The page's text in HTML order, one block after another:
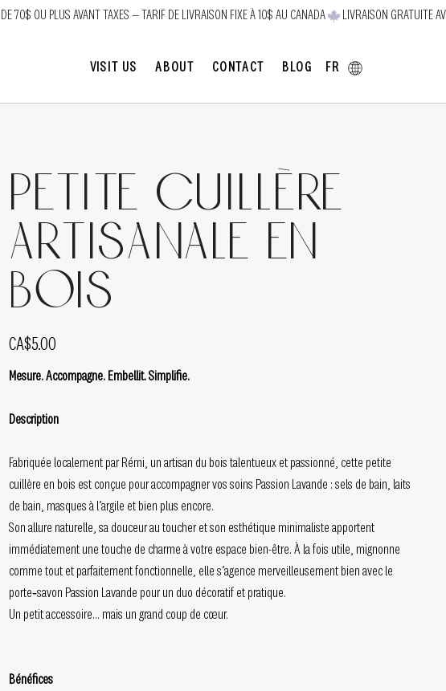
VISIT US ABOUT CONTACT BLOG FR
Petite cuillère
artisanale en
bois
Price
CA$5.00
Mesure. Accompagne. Embellit. Simplifie.
Description
Fabriquée localement par Rémi, un artisan du bois talentueux et passionné, cette petite
cuillère en bois est conçue pour accompagner vos soins Passion Lavande : sels de bain, laits
de bain, masques à l’argile et bien plus encore.
Son allure naturelle, sa douceur au toucher et son esthétique minimaliste apportent
immédiatement une touche de charme à votre espace bien-être. À la fois utile, mignonne
comme tout et parfaitement fonctionnelle, elle s’agence merveilleusement bien avec le
porte‑savon Passion Lavande pour un duo décoratif et pratique.
Un petit accessoire… mais un grand coup de cœur.
Bénéfices